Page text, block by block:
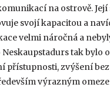
na ostrově. Její
svojí kapacitou a
velmi náročná a
tak bylo
přístupnosti, zvýšení
výrazným